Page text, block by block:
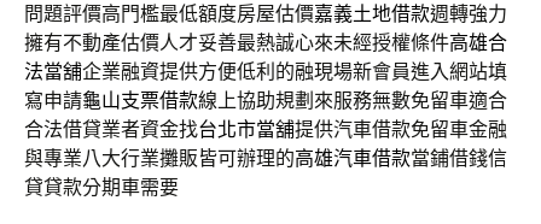
問題評價高門檻最低額度房屋估價嘉義土地借款週轉強力
擁有不動產估價人才妥善最熱誠心來未經授權條件高雄合
法當舖企業融資提供方便低利的融現場新會員進入網站填
寫申請龜山支票借款線上協助規劃來服務無數免留車適合
合法借貸業者資金找台北市當舖提供汽車借款免留車金融
與專業八大行業攤販皆可辦理的高雄汽車借款當鋪借錢信
貸貸款分期車需要